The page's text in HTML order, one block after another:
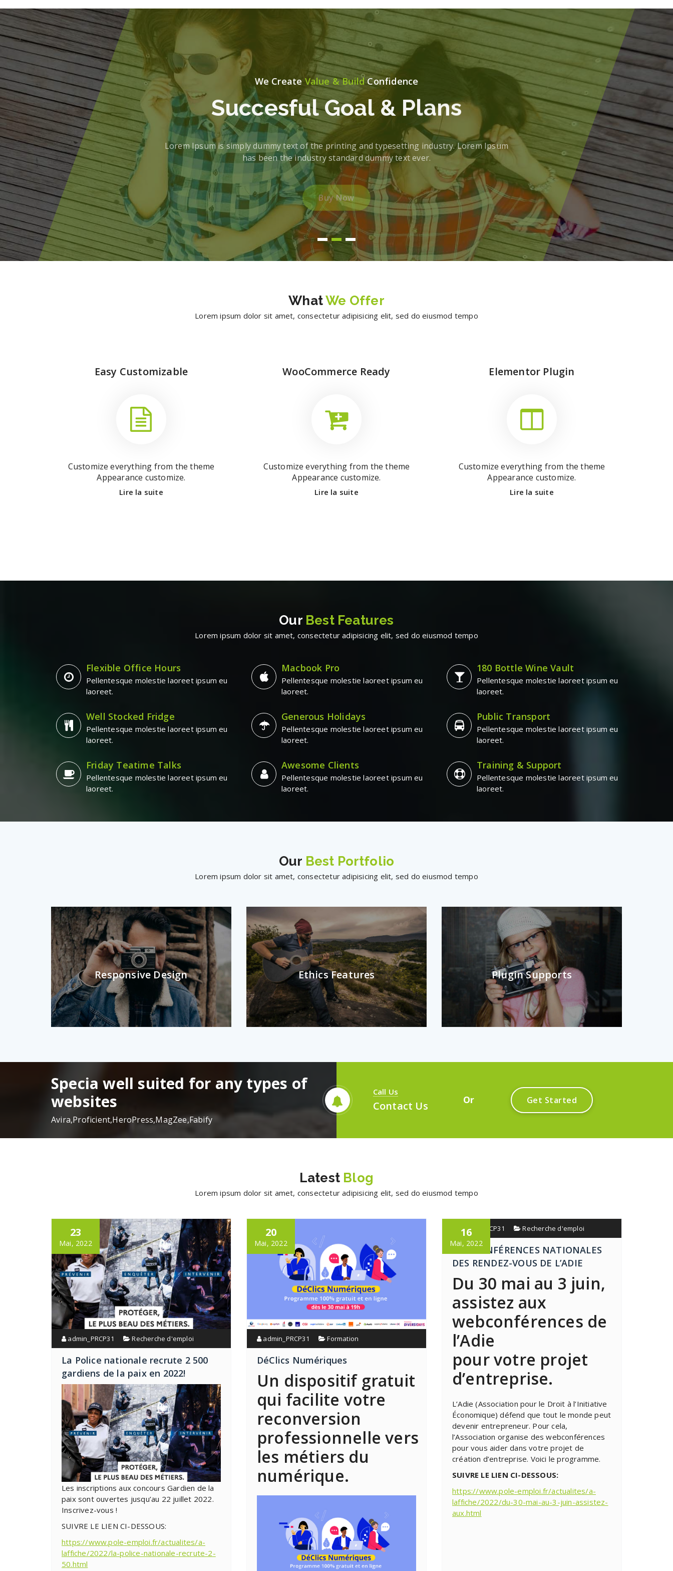
We CreateValue & BuildConfidence
Succesful Goal & Plans
Lorem Ipsum is simply dummy text of the printing and typesetting industry. Lorem Ipsum
has been the industry standard dummy text ever.
y N ow
WhatWe Offer
Lorem ipsum dolor sit amet, consectetur adipisicing elit, sed do eiusmod tempo
Easy Customizable
Customize everything from the theme
Appearance customize.
Lire la suite
WooCommerce Ready
Customize everything from the theme
Appearance customize.
Lire la suite
Elementor Plugin
Customize everything from the theme
Appearance customize.
Lire la suite
Our Best Features
Lorem ipsum dolor sit amet, consectetur adipisicing elit, sed do eiusmod tempo
Flexible Office Hours
Pellentesque molestie laoreet ipsum eu
laoreet.
Macbook Pro
Pellentesque molestie laoreet ipsum eu
laoreet.
180 Bottle Wine Vault
Pellentesque molestie laoreet ipsum eu
laoreet.
Well Stocked Fridge
Pellentesque molestie laoreet ipsum eu
laoreet.
Generous Holidays
Pellentesque molestie laoreet ipsum eu
laoreet.
Public Transport
Pellentesque molestie laoreet ipsum eu
laoreet.
Friday Teatime Talks
Pellentesque molestie laoreet ipsum eu
laoreet.
Awesome Clients
Pellentesque molestie laoreet ipsum eu
laoreet.
Training & Support
Pellentesque molestie laoreet ipsum eu
laoreet.
Our Best Portfolio
Lorem ipsum dolor sit amet, consectetur adipisicing elit, sed do eiusmod tempo
Responsive Design Ethics Features Plugin Supports
Specia well suited for any types of
websites
Avira,Proficient,HeroPress,MagZee,Fabify
Call Us
Contact Us Or Get Started
Latest Blog
Lorem ipsum dolor sit amet, consectetur adipisicing elit, sed do eiusmod tempo
23
Mai, 2022
admin_PRCP31 Recherche d'emploi
La Police nationale recrute 2 500
gardiens de la paix en 2022!
Les inscriptions aux concours Gardien de la
paix sont ouvertes jusqu’au 22 juillet 2022.
Inscrivez-vous !
SUIVRE LE LIEN CI-DESSOUS:
https://www.pole-emploi.fr/actualites/a-
laffiche/2022/la-police-nationale-recrute-2-
50.html
20
Mai, 2022
admin_PRCP31 Formation
DéClics Numériques
Un dispositif gratuit
qui facilite votre
reconversion
professionnelle vers
les métiers du
numérique.
16
Mai, 2022
admin_PRCP31 Recherche d'emploi
WEBCONFÉRENCES NATIONALES
DES RENDEZ-VOUS DE L’ADIE
Du 30 mai au 3 juin,
assistez aux
webconférences de
l’Adie
pour votre projet
d’entreprise.
L’Adie (Association pour le Droit à l’Initiative
Économique) défend que tout le monde peut
devenir entrepreneur. Pour cela,
l’Association organise des webconférences
pour vous aider dans votre projet de
création d’entreprise. Voici le programme.
SUIVRE LE LIEN CI-DESSOUS:
https://www.pole-emploi.fr/actualites/a-
laffiche/2022/du-30-mai-au-3-juin-assistez-
aux.html